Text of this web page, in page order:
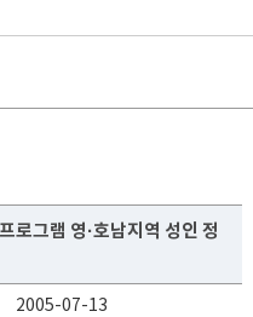
로그램 영·호남지역 성인 정
2005-07-13